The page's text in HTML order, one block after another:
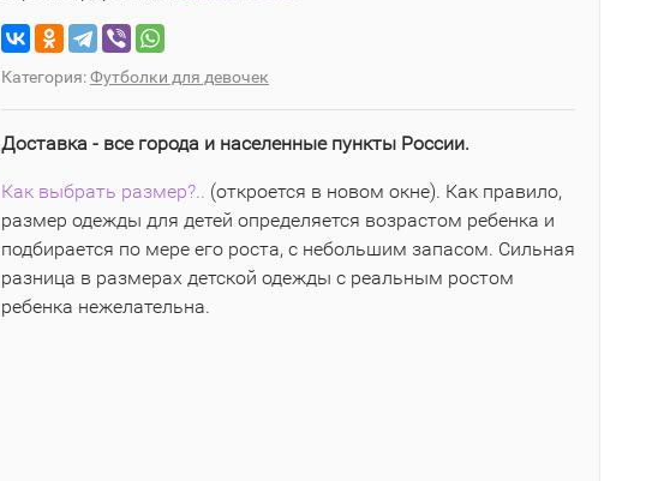
Категория:Футболки для девочек
Доставка - все города и населенные пункты России.
Как выбрать размер?.. (откроется в новом окне). Как правило,
размер одежды для детей определяется возрастом ребенка и
подбирается по мере его роста, с небольшим запасом. Сильная
разница в размерах детской одежды с реальным ростом
ребенка нежелательна.